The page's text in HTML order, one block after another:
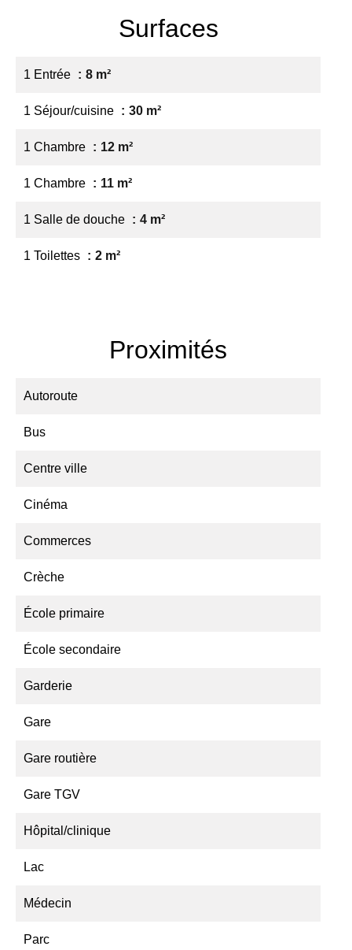
Surfaces
1 Entrée 8 m²
1 Séjour/cuisine 30 m²
1 Chambre 12 m²
1 Chambre 11 m²
1 Salle de douche 4 m²
1 Toilettes 2 m²
Proximités
Autoroute
Bus
Centre ville
Cinéma
Commerces
Crèche
École primaire
École secondaire
Garderie
Gare
Gare routière
Gare TGV
Hôpital/clinique
Lac
Médecin
Parc